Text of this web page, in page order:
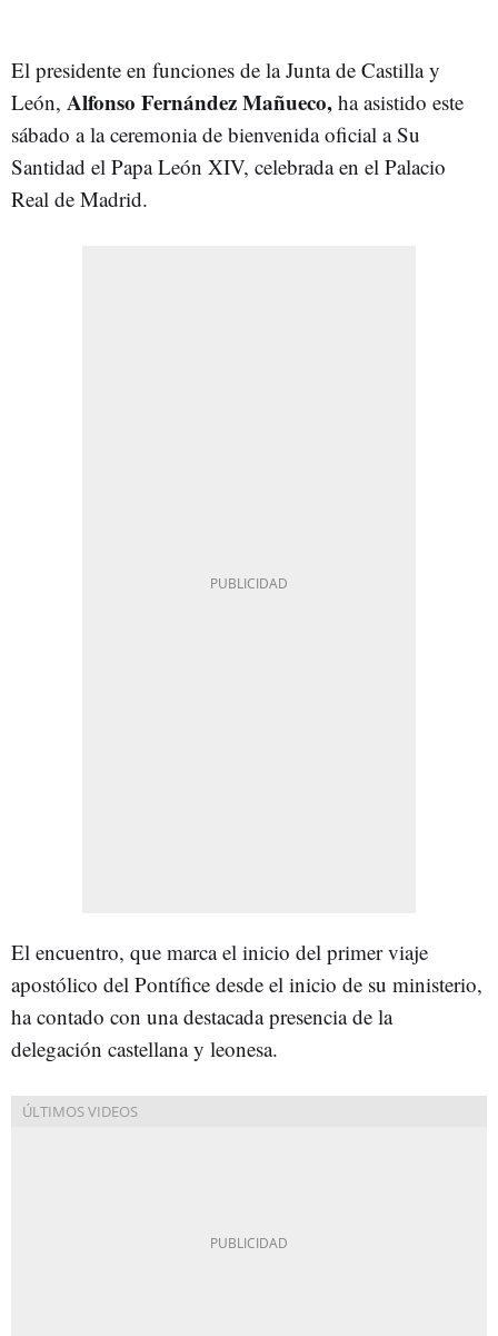
El presidente en funciones de la Junta de Castilla y
León, Alfonso Fernández Mañueco, ha asistido este
sábado a la ceremonia de bienvenida oficial a Su
Santidad el Papa León XIV, celebrada en el Palacio
Real de Madrid.
El encuentro, que marca el inicio del primer viaje
apostólico del Pontífice desde el inicio de su ministerio,
ha contado con una destacada presencia de la
delegación castellana y leonesa.